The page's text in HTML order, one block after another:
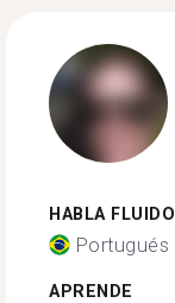
HABLA FLUIDO
Portugués
APRENDE